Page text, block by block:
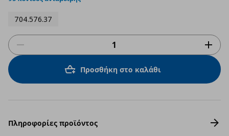
704.576.37
Προσθήκη στο καλάθι
Πληροφορίες προϊόντος